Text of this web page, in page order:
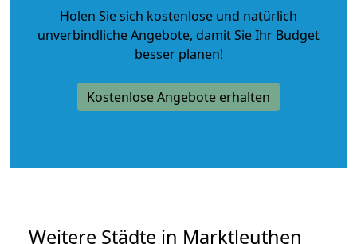
Holen Sie sich kostenlose und natürlich
unverbindliche Angebote, damit Sie Ihr Budget
besser planen!
Kostenlose Angebote erhalten
Weitere Städte in Marktleuthen